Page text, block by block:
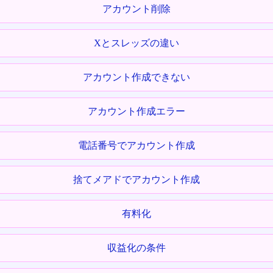
アカウント削除
Xとスレッズの違い
アカウント作成できない
アカウント作成エラー
電話番号でアカウント作成
捨てメアドでアカウント作成
有料化
収益化の条件